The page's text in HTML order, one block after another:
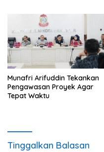
Munafri Arifuddin Tekankan
Pengawasan Proyek Agar
Tepat Waktu
Tinggalkan Balasan